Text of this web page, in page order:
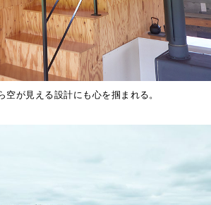
空が見える設計にも心を掴まれる。